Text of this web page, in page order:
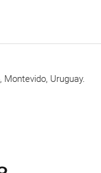
Montevido, Uruguay.